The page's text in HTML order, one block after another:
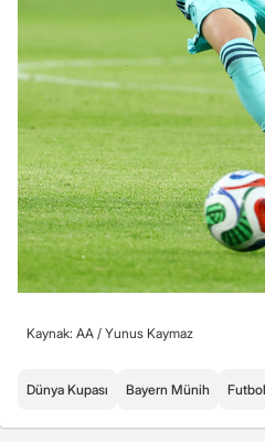
Kaynak: AA / Yunus Kaymaz
Dünya Kupası Bayern Münih Futbol